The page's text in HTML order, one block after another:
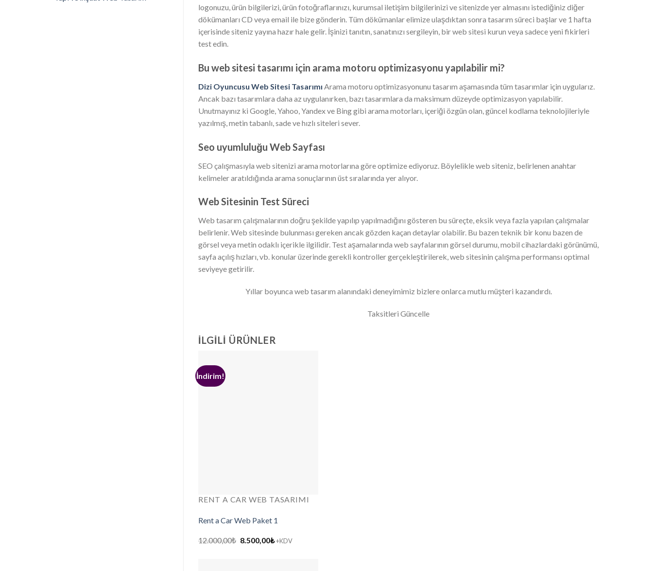
logonuzu, ürün bilgilerizi, ürün fotoğraflarınızı, kurumsal iletişim bilgilerinizi ve sitenizde yer almasını istediğiniz diğer
dökümanları CD veya email ile bize gönderin. Tüm dökümanlar elimize ulaşdıktan sonra tasarım süreci başlar ve 1 hafta
içerisinde siteniz yayına hazır hale gelir. İşinizi tanıtın, sanatınızı sergileyin, bir web sitesi kurun veya sadece yeni fikirleri
test edin.
Bu web sitesi tasarımı için arama motoru optimizasyonu yapılabilir mi?
Dizi Oyuncusu Web Sitesi Tasarımı Arama motoru optimizasyonunu tasarım aşamasında tüm tasarımlar için uygularız.
Ancak bazı tasarımlara daha az uygulanırken, bazı tasarımlara da maksimum düzeyde optimizasyon yapılabilir.
Unutmayınız ki Google, Yahoo, Yandex ve Bing gibi arama motorları, içeriği özgün olan, güncel kodlama teknolojileriyle
yazılmış, metin tabanlı, sade ve hızlı siteleri sever.
Seo uyumluluğu Web Sayfası
SEO çalışmasıyla web sitenizi arama motorlarına göre optimize ediyoruz. Böylelikle web siteniz, belirlenen anahtar
kelimeler aratıldığında arama sonuçlarının üst sıralarında yer alıyor.
Web Sitesinin Test Süreci
Web tasarım çalışmalarının doğru şekilde yapılıp yapılmadığını gösteren bu süreçte, eksik veya fazla yapılan çalışmalar
belirlenir. Web sitesinde bulunması gereken ancak gözden kaçan detaylar olabilir. Bu bazen teknik bir konu bazen de
görsel veya metin odaklı içerikle ilgilidir. Test aşamalarında web sayfalarının görsel durumu, mobil cihazlardaki görünümü,
sayfa açılış hızları, vb. konular üzerinde gerekli kontroller gerçekleştirilerek, web sitesinin çalışma performansı optimal
seviyeye getirilir.
Yıllar boyunca web tasarım alanındaki deneyimimiz bizlere onlarca mutlu müşteri kazandırdı.
Taksitleri Güncelle
İLGILI ÜRÜNLER
İndirim!
RENT A CAR WEB TASARIMI
Rent a Car Web Paket 1
12.000,00₺ Orijinal
8.500,00₺Şu
+KDV